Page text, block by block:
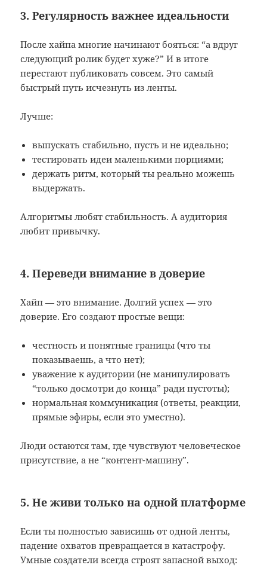
3. Регулярность важнее идеальности
После хайпа многие начинают бояться: “а вдруг
следующий ролик будет хуже?” И в итоге
перестают публиковать совсем. Это самый
быстрый путь исчезнуть из ленты.
Лучше:
выпускать стабильно, пусть и не идеально;
тестировать идеи маленькими порциями;
держать ритм, который ты реально можешь
выдержать.
Алгоритмы любят стабильность. А аудитория
любит привычку.
4. Переведи внимание в доверие
Хайп — это внимание. Долгий успех — это
доверие. Его создают простые вещи:
честность и понятные границы (что ты
показываешь, а что нет);
уважение к аудитории (не манипулировать
“только досмотри до конца” ради пустоты);
нормальная коммуникация (ответы, реакции,
прямые эфиры, если это уместно).
Люди остаются там, где чувствуют человеческое
присутствие, а не “контент-машину”.
5. Не живи только на одной платформе
Если ты полностью зависишь от одной ленты,
падение охватов превращается в катастрофу.
Умные создатели всегда строят запасной выход: